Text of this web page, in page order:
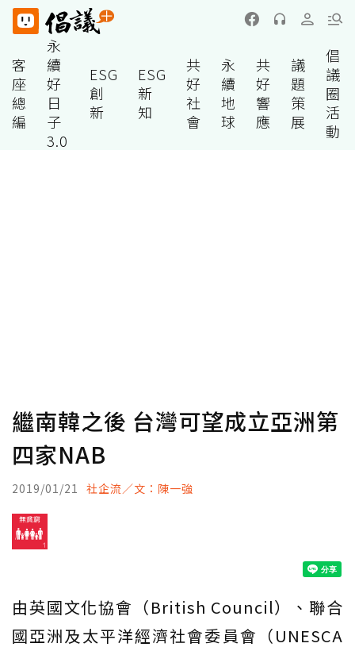
客
座
總
編
永
續
好
日
子
3.0
ESG
創
新
ESG
新
知
共
好
社
會
永
續
地
球
共
好
響
應
議
題
策
展
倡
議
圈
活
動
繼南韓之後 台灣可望成立亞洲第
四家NAB
2019/01/21 社企流／文：陳一強
由英國文化協會（British Council）、聯合
國亞洲及太平洋經濟社會委員會（UNESCA